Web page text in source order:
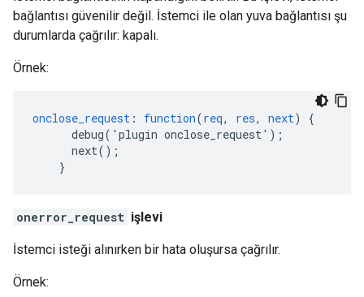
bağlantısı güvenilir değil. İstemci ile olan yuva bağlantısı şu
durumlarda çağrılır: kapalı.
Örnek:
onclose_request : function(req, res, next)
{
debug('plugin onclose_request') ;
next() ;
}
onerror_request işlevi
İstemci isteği alınırken bir hata oluşursa çağrılır.
Örnek: